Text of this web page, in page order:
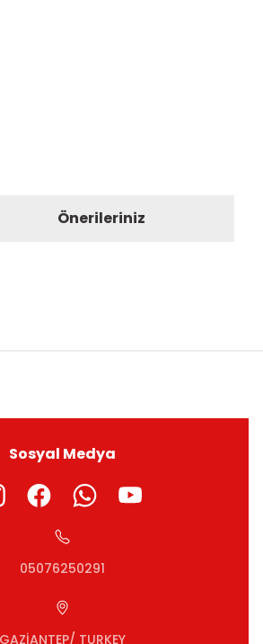
Önerileriniz
Sosyal Medya
05076250291
GAZİANTEP/ TURKEY